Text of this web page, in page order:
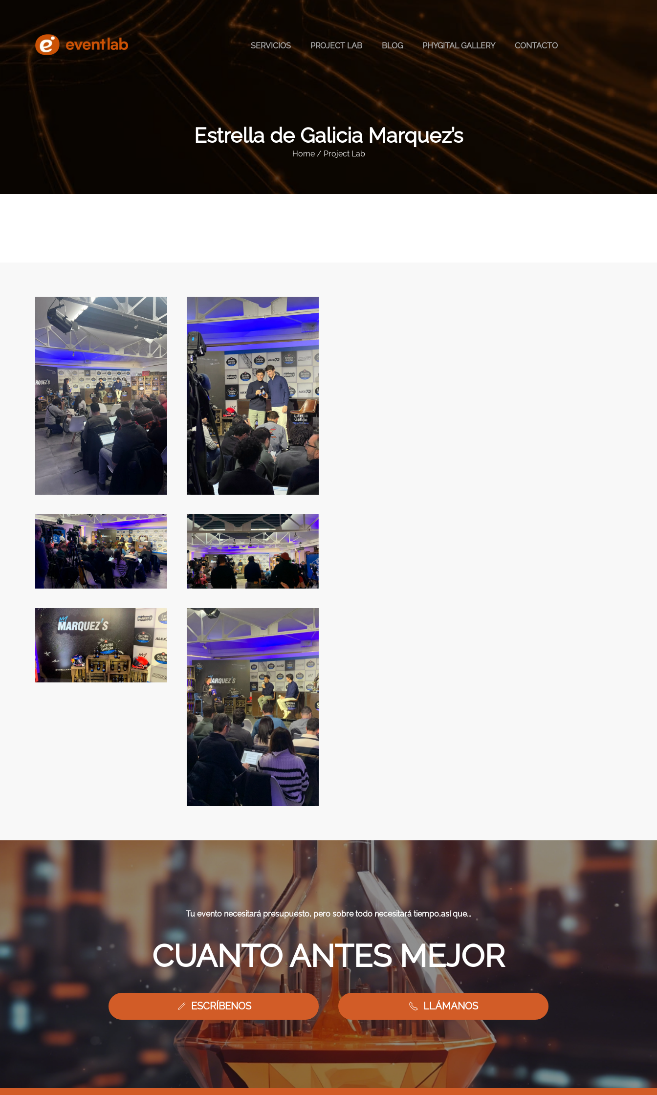
Skip to main content
SERVICIOS
PROJECT LAB BLOG PHYGITAL GALLERY CONTACTO
Estrella de Galicia Marquez’s
Home / Project Lab
Tu evento necesitará presupuesto, pero sobre todo necesitará tiempo,así que...
CUANTO ANTES MEJOR
ESCRÍBENOS LLÁMANOS